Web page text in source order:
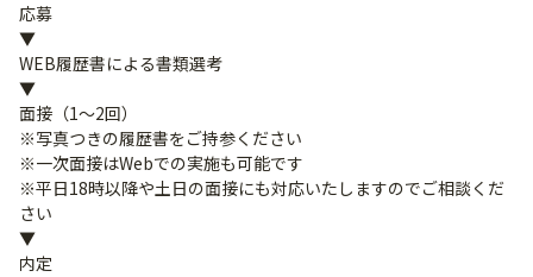
応募
▼
WEB履歴書による書類選考
▼
面接（1～2回）
※写真つきの履歴書をご持参ください
※一次面接はWebでの実施も可能です
※平日18時以降や土日の面接にも対応いたしますのでご相談くだ
さい
▼
内定